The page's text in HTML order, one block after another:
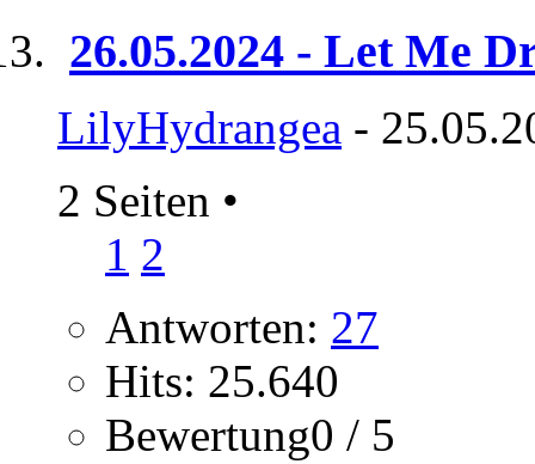
26.05.2024 - Let Me
LilyHydrangea -
2 Seiten •
1 2
Antworten: 27
Hits: 25.640
Bewertung0 / 5